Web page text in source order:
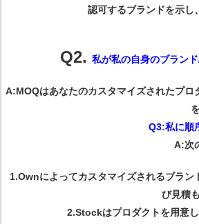
認可するブランドを示し
Q2. 私が私の自身のブラン
A:MOQはあなたのカスタマイズされたプ
Q3:私に順
A:次
1.Ownによってカスタマイズされるブラ
び見積
2.Stockはプロダクトを用意